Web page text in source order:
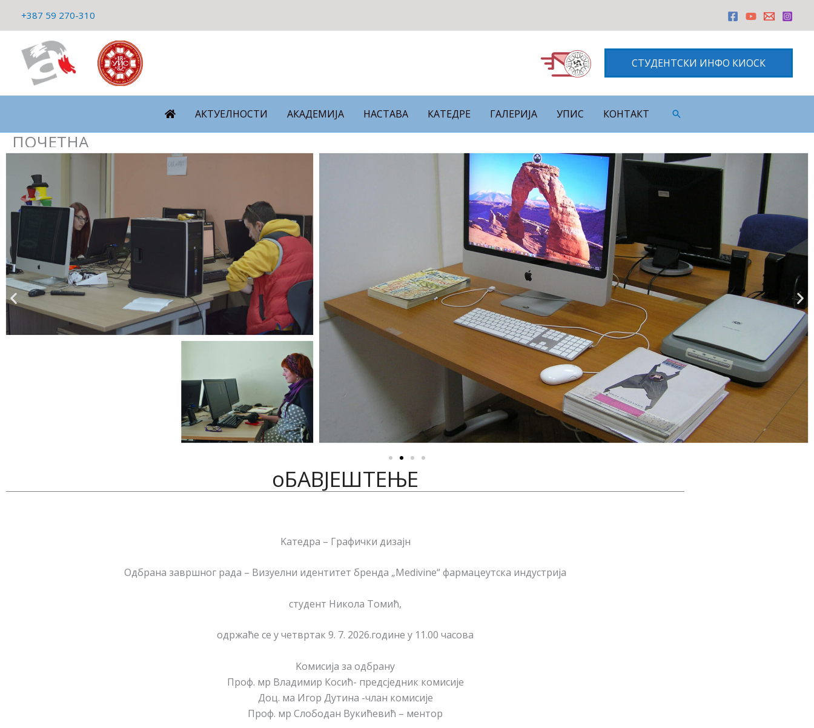
+387 59 270-310
СТУДЕНТСКИ ИНФО КИОСК
АКТУЕЛНОСТИ АКАДЕМИЈА НАСТАВА КАТЕДРЕ ГАЛЕРИЈА УПИС КОНТАКТ Претрага
ПОЧЕТНА
oБАВЈЕШТЕЊЕ
Kатедрa – Графички дизајн
Одбрана завршног рада – Визуелни идентитет бренда „Medivine“ фармацеутска индустрија
студент Никола Томић,
одржаће се у четвртак 9. 7. 2026.године у 11.00 часова
Kомисијa за одбрану
Проф. мр Владимир Косић- предсједник комисије
Доц. ма Игор Дутина -члан комисије
Проф. мр Слободан Вукићевић – ментор